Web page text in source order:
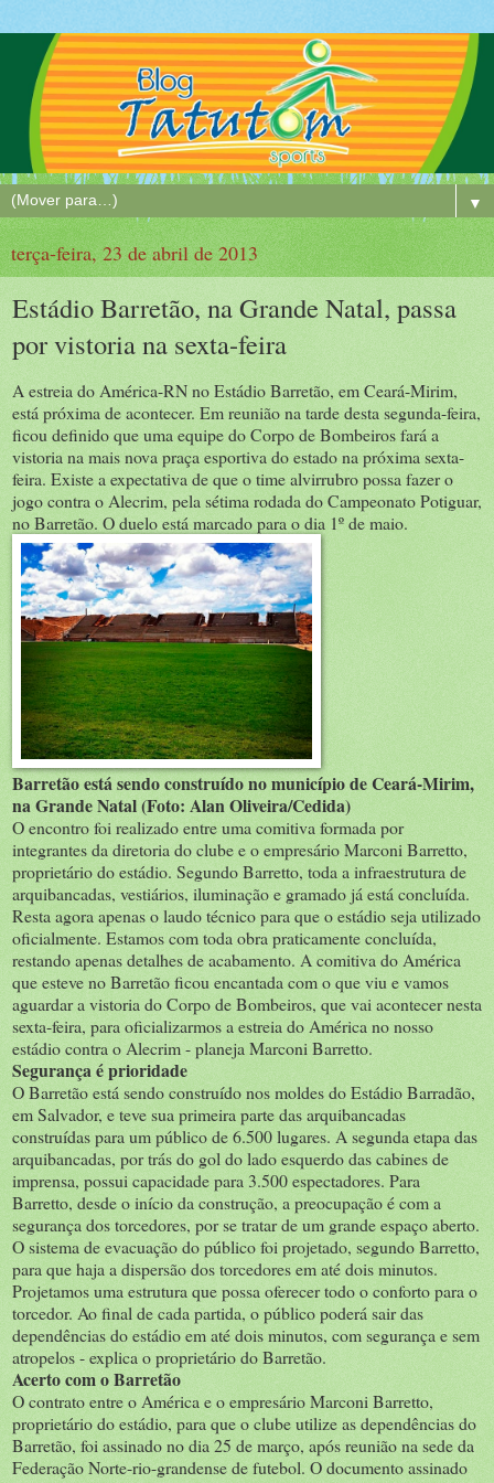
▼
terça-feira, 23 de abril de 2013
Estádio Barretão, na Grande Natal, passa
por vistoria na sexta-feira
A estreia do América-RN no Estádio Barretão, em Ceará-Mirim,
está próxima de acontecer. Em reunião na tarde desta segunda-feira,
ficou definido que uma equipe do Corpo de Bombeiros fará a
vistoria na mais nova praça esportiva do estado na próxima sexta-
feira. Existe a expectativa de que o time alvirrubro possa fazer o
jogo contra o Alecrim, pela sétima rodada do Campeonato Potiguar,
no Barretão. O duelo está marcado para o dia 1º de maio.
Barretão está sendo construído no município de Ceará-Mirim,
na Grande Natal (Foto: Alan Oliveira/Cedida)
O encontro foi realizado entre uma comitiva formada por
integrantes da diretoria do clube e o empresário Marconi Barretto,
proprietário do estádio. Segundo Barretto, toda a infraestrutura de
arquibancadas, vestiários, iluminação e gramado já está concluída.
Resta agora apenas o laudo técnico para que o estádio seja utilizado
oficialmente. Estamos com toda obra praticamente concluída,
restando apenas detalhes de acabamento. A comitiva do América
que esteve no Barretão ficou encantada com o que viu e vamos
aguardar a vistoria do Corpo de Bombeiros, que vai acontecer nesta
sexta-feira, para oficializarmos a estreia do América no nosso
estádio contra o Alecrim - planeja Marconi Barretto.
Segurança é prioridade
O Barretão está sendo construído nos moldes do Estádio Barradão,
em Salvador, e teve sua primeira parte das arquibancadas
construídas para um público de 6.500 lugares. A segunda etapa das
arquibancadas, por trás do gol do lado esquerdo das cabines de
imprensa, possui capacidade para 3.500 espectadores. Para
Barretto, desde o início da construção, a preocupação é com a
segurança dos torcedores, por se tratar de um grande espaço aberto.
O sistema de evacuação do público foi projetado, segundo Barretto,
para que haja a dispersão dos torcedores em até dois minutos.
Projetamos uma estrutura que possa oferecer todo o conforto para o
torcedor. Ao final de cada partida, o público poderá sair das
dependências do estádio em até dois minutos, com segurança e sem
atropelos - explica o proprietário do Barretão.
Acerto com o Barretão
O contrato entre o América e o empresário Marconi Barretto,
proprietário do estádio, para que o clube utilize as dependências do
Barretão, foi assinado no dia 25 de março, após reunião na sede da
Federação Norte-rio-grandense de futebol. O documento assinado